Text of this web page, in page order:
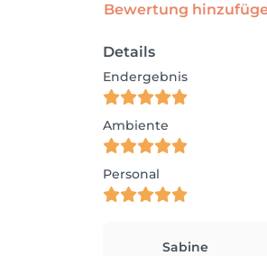
Bewertung
Details
Endergebnis
Ambiente
Personal
Sabine